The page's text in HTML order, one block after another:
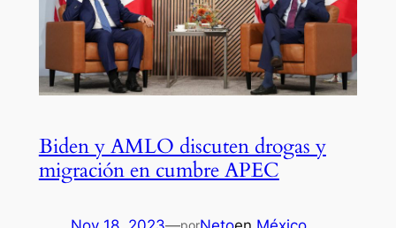
Biden y AMLO discuten drogas y
migración en cumbre APEC